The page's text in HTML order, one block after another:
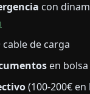
con
cable de carga
en
(100-200€